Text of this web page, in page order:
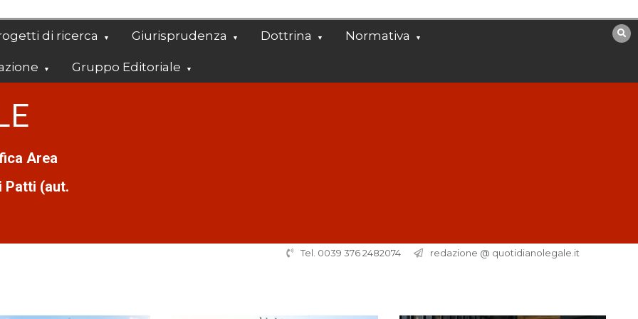
di ricerca Giurisprudenza Dottrina Normativa
Gruppo Editoriale
Area
Patti (aut.
Tel. 0039 376 2482074 redazione @ quotidianolegale.it